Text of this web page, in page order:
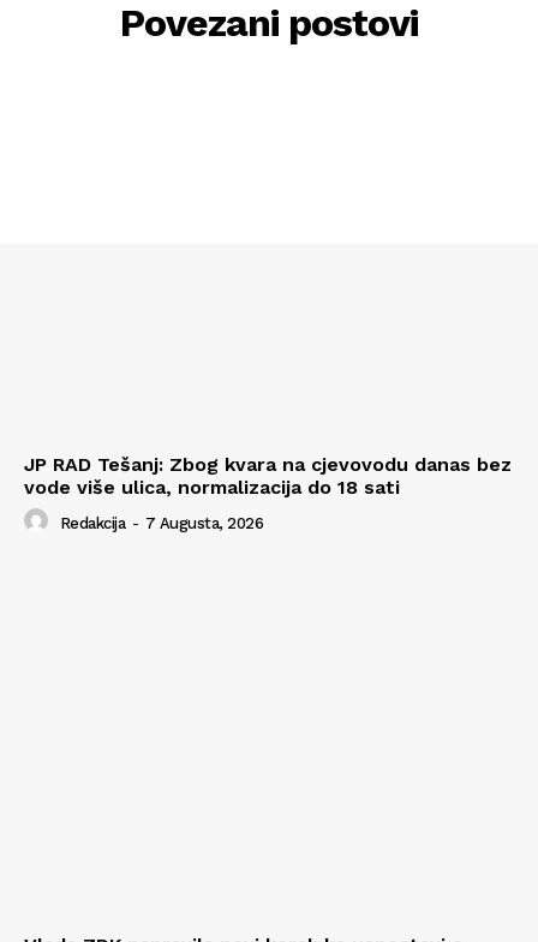
Povezani postovi
JP RAD Tešanj: Zbog kvara na cjevovodu danas bez
vode više ulica, normalizacija do 18 sati
Redakcija - 7 Augusta, 2026